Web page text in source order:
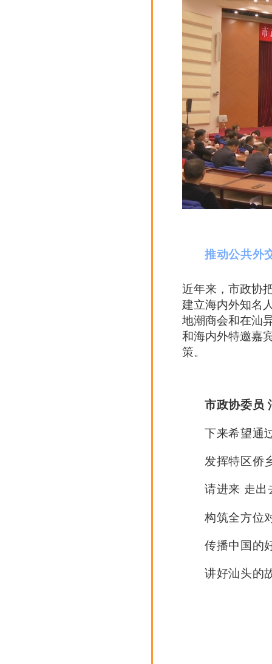
推动公共外
近年来，市政协
建立海内外知名
地潮商会和在汕
和海内外特邀嘉
策。
市政协委员
下来希望通
发挥特区侨
请进来 走出
构筑全方位
传播中国的
讲好汕头的